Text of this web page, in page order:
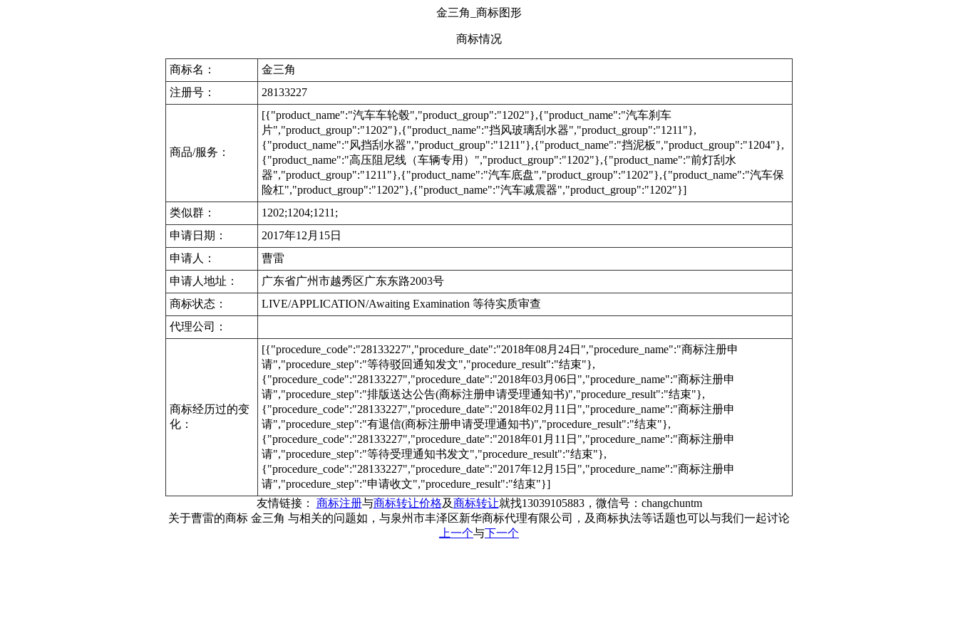
金三角_商标图形
商标情况
商标名：
金三角
注册号：
28133227
商品/服务：
[{"product_name":"汽车车轮毂","product_group":"1202"},{"product_name":"汽车刹车
片","product_group":"1202"},{"product_name":"挡风玻璃刮水器","product_group":"1211"},
{"product_name":"风挡刮水器","product_group":"1211"},{"product_name":"挡泥板","product_group":"1204"},
{"product_name":"高压阻尼线（车辆专用）","product_group":"1202"},{"product_name":"前灯刮水
器","product_group":"1211"},{"product_name":"汽车底盘","product_group":"1202"},{"product_name":"汽车保
险杠","product_group":"1202"},{"product_name":"汽车减震器","product_group":"1202"}]
类似群：
1202;1204;1211;
申请日期：
2017年12月15日
申请人：
曹雷
申请人地址：
广东省广州市越秀区广东东路2003号
商标状态：
LIVE/APPLICATION/Awaiting Examination 等待实质审查
代理公司：
商标经历过的变
化：
[{"procedure_code":"28133227","procedure_date":"2018年08月24日","procedure_name":"商标注册申
请","procedure_step":"等待驳回通知发文","procedure_result":"结束"},
{"procedure_code":"28133227","procedure_date":"2018年03月06日","procedure_name":"商标注册申
请","procedure_step":"排版送达公告(商标注册申请受理通知书)","procedure_result":"结束"},
{"procedure_code":"28133227","procedure_date":"2018年02月11日","procedure_name":"商标注册申
请","procedure_step":"有退信(商标注册申请受理通知书)","procedure_result":"结束"},
{"procedure_code":"28133227","procedure_date":"2018年01月11日","procedure_name":"商标注册申
请","procedure_step":"等待受理通知书发文","procedure_result":"结束"},
{"procedure_code":"28133227","procedure_date":"2017年12月15日","procedure_name":"商标注册申
请","procedure_step":"申请收文","procedure_result":"结束"}]
友情链接： 商标注册与商标转让价格及商标转让就找13039105883，微信号：changchuntm
关于曹雷的商标 金三角 与相关的问题如，与泉州市丰泽区新华商标代理有限公司，及商标执法等话题也可以与我们一起讨论
上一个与下一个